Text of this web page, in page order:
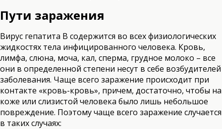
Пути заражения
Вирус гепатита В содержится во всех физиологических
жидкостях тела инфицированного человека. Кровь,
лимфа, слюна, моча, кал, сперма, грудное молоко – все
они в определенной степени несут в себе возбудителей
заболевания. Чаще всего заражение происходит при
контакте «кровь-кровь», причем, достаточно, чтобы на
коже или слизистой человека было лишь небольшое
повреждение. Поэтому чаще всего заражение случается
в таких случаях: